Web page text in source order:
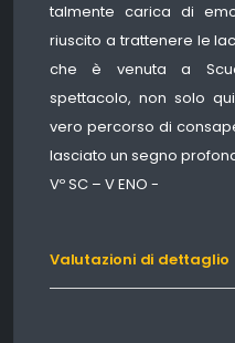
talmente carica di
riuscito a trattenere le
che è venuta a
spettacolo, non solo
vero percorso di
lasciato un segno
Vº SC – V ENO -
Valutazioni di dettaglio